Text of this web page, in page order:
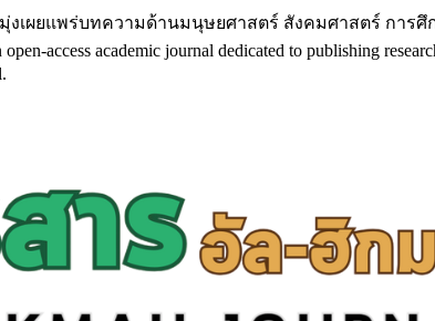
มุ่งเผยแพร่บทความด้านมนุษยศาสตร์ สังคมศาสตร์ กา
academic journal dedicated to publishing research